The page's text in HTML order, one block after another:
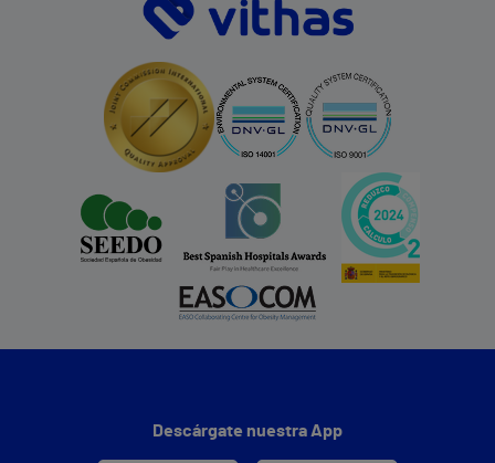
Descárgate nuestra App